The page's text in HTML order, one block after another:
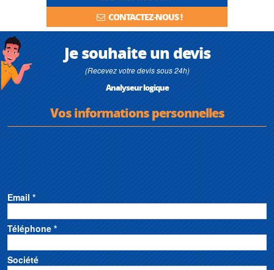
CONTACTEZ-NOUS !
Je souhaite un devis
(Recevez votre devis sous 24h)
Analyseur logique
Vos informations personnelles
Email *
Téléphone *
Société